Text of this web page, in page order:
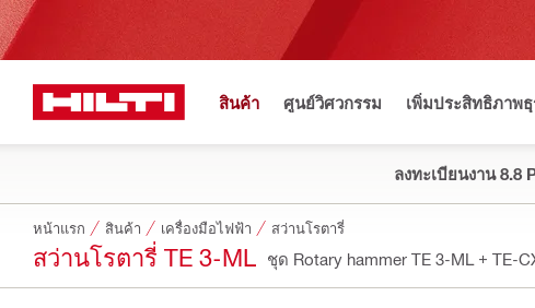
สินค้า ศูนย์วิศวกรรม เพิ่มประสิทธิภาพ
ลงทะเบียนงาน 8.8
หน้าแรก สินค้า เครื่องมือไฟฟ้า สว่านโรตารี่
สว่านโรตารี่ TE 3-ML ชุด Rotary hammer TE 3-ML + TE-